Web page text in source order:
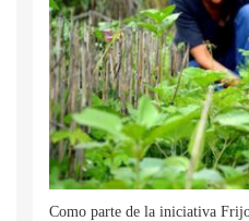
Como parte de la iniciativa